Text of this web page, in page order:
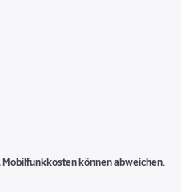
Mobilfunkkosten können abweichen.